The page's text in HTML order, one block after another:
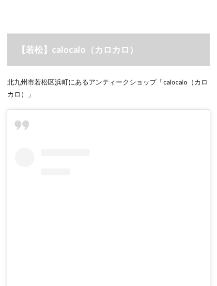
【若松】calocalo（カロカロ）
北九州市若松区浜町にあるアンティークショップ「calocalo（カロ
カロ）」